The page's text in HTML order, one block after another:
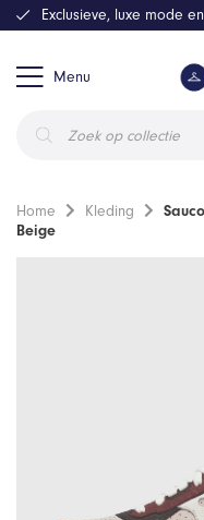
Menu
zoeken
Exclusieve, luxe mode
Home Kleding
Beige